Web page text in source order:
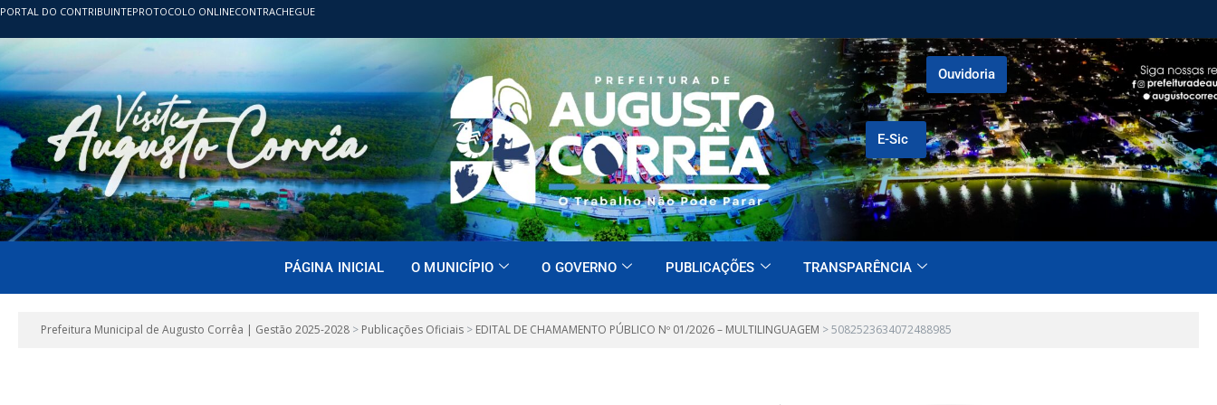
PORTAL DO CONTRIBUINTEPROTOCOLO ONLINECONTRACHEGUE
E-Sic
Ouvidoria
PÁGINA INICIAL O MUNICÍPIO O GOVERNO PUBLICAÇÕES TRANSPARÊNCIA
Prefeitura Municipal de Augusto Corrêa | Gestão 2025-2028 > Publicações Oficiais > EDITAL DE CHAMAMENTO PÚBLICO Nº 01/2026 – MULTILINGUAGEM >5082523634072488985